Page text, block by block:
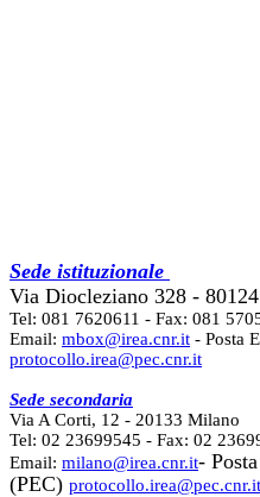
Sede istituzionale
Via Diocleziano 328 -
Tel: 081 7620611 - Fax: 081
Email: mbox@irea.cnr.it - Posta
protocollo.irea@pec.cnr.it
Sede secondaria
Via A Corti, 12 - 20133 Milano
Tel: 02 23699545 - Fax: 02
Email: milano@irea.cnr.it-
(PEC) protocollo.irea@pec.cnr.it